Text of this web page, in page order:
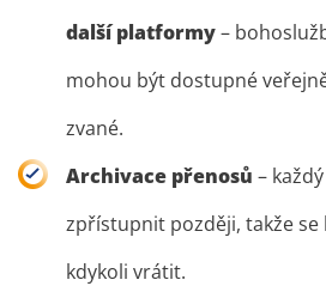
další platformy–
mohou být dostupné
zvané.
Archivace přenosů –
zpřístupnit později, takže
kdykoli vrátit.